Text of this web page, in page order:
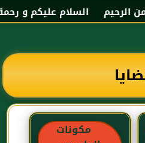
الرحيم السلام عليكم و
مكونات